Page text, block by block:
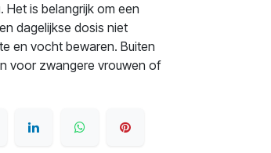
Het is belangrijk om een
dagelijkse dosis niet
en vocht bewaren. Buiten
voor zwangere vrouwen of